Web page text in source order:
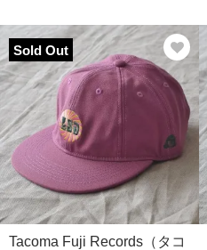
Sold Out
Tacoma Fuji Records（タコ